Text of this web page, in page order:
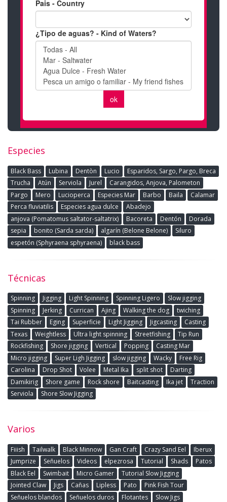
Especies
Black Bass Lubina Dentòn Lucio
Esparidos, Sargo, Pargo, Breca
Trucha
Atún Serviola Jurel
Carangidos, Anjova, Palometon
Pargo
Mero Lucioperca Especies Mar Barbo Baila
Calamar
Perca fluviatilis
Especies agua dulce
Abadejo
anjova (Pomatomus saltator-saltatrix)
Bacoreta Dentón
Dorada
sepia
bonito (Sarda sarda) algarín (Belone Belone)
Siluro
espetón (Sphyraena sphyraena)
black bass
Técnicas
Spinning Jigging Light Spinning Spinning Ligero
Slow jigging
Spinning
Jerking Currican Ajing Walking the dog
twiching
Tai Rubber
Eging Superficie Light Jigging Jigcasting
Casting
Texas
Weightless Ultra light spinning Streetfishing
Tip Run
Rockfishing
Shore jigging Vertical Popping
Casting Mar
Micro jigging
Super Ligh Jigging slow jigging Wacky
Free Rig
Carolina
Drop Shot Volee Metal Ika split shot
Darting
Damikirig
Shore game Rock shore Baitcasting Ika jet
Traction
Serviola
Shore Slow Jigging
Varios
Fiiish Tailwalk Black Minnow Gan Craft Crazy Sand Eel
Iberux
Jumprize
Señuelos Videos elpezrosa Tutorial Shads
Patos
Black Eel
Swimbait Micro Gamer
Tutorial Slow Jigging
Jointed Claw
Jigs Cañas Lipless Pato
Pink Fish Tour
Señuelos blandos
Señuelos duros Flotantes
Slow Jigs